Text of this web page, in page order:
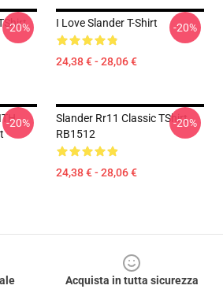
-20% I Love Slander T-Shirt
24,38 € - 28,06 €
-20%
-20%
Slander Rr11 Classic TShirt
RB1512
24,38 € - 28,06 €
-20%
Acquista in tutta sicurezza